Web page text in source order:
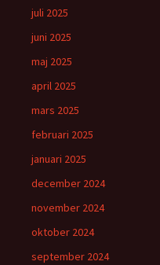
juli 2025
juni 2025
maj 2025
april 2025
mars 2025
februari 2025
januari 2025
december 2024
november 2024
oktober 2024
september 2024